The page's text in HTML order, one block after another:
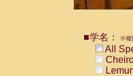
■学名： ※複
All